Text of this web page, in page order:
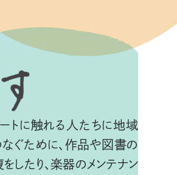
トに触れる人たちに地域
ぐために、作品や図書の
したり、楽器のメンテナン